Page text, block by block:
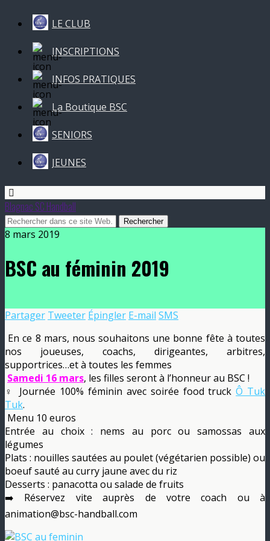
LE CLUB
INSCRIPTIONS
INFOS PRATIQUES
La Boutique BSC
SENIORS
JEUNES
Blagnac SC Handball
8 mars 2019
BSC au féminin 2019
Partager Tweeter Épingler E-mail SMS
En ce 8 mars, nous souhaitons une bonne fête à toutes
nos joueuses, coachs, dirigeantes, arbitres,
supportrices…et à toutes les femmes
Samedi 16 mars, les filles seront à l’honneur au BSC !
‍♀️
Journée 100% féminin avec soirée food truckÔ Tuk
Tuk.
Menu 10 euros
Entrée au choix : nems au porc ou samossas aux
légumes
Plats : nouilles sautées au poulet (végétarien possible) ou
boeuf sauté au curry jaune avec du riz
Desserts : panacotta ou salade de fruits
➡️ Réservez vite auprès de votre coach ou à
animation@bsc-handball.com